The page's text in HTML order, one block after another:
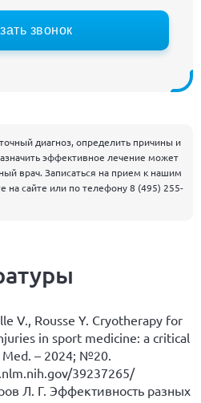
звонок
диагноз, определить причины и
эффективное лечение может
врач. Записаться на прием к нашим
на сайте или по телефону8 (495) 255-
V., Rousse Y. Cryotherapy for
in sport medicine: a critical
– 2024; №20.
39237265/
Л. Г. Эффективность разных